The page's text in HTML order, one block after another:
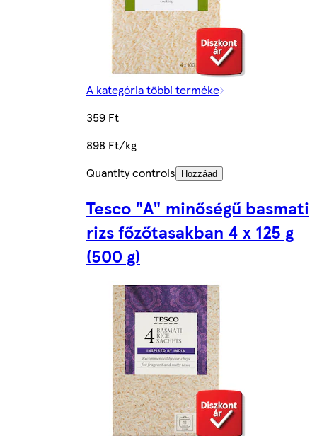
A kategória többi terméke
359 Ft
898 Ft/kg
Quantity controls
Hozzáad
Tesco "A" minőségű basmati
rizs főzőtasakban 4 x 125 g
(500 g)